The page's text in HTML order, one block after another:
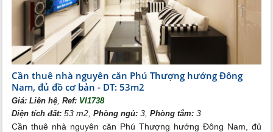
Cho thuê nhà đất đường Nguyễn Đình Thi
Cho thuê nhà đất đường Thụy Khuê
Cần thuê nhà nguyên căn Phú Thượng hướng Đông
Nam, đủ đồ cơ bản - DT: 53m2
Giá:Liên hệ,Ref: VI1738
Diện tích đất: 53 m2,Phòng ngủ: 3,Phòng tắm: 3
Cần thuê nhà nguyên căn Phú Thượng hướng Đông Nam, đủ